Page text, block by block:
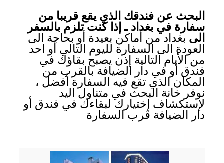
البحث عن فندقك الذي يقع قريبا من
سفارة في بغداد ـ إذا كنت تلزم بالسفر
الى بغداد من أماكن بعيدة أو بحاجة الى
العودة الى السفارة لليوم التالي أو احد
من الأيام التالية إذن يصبح بقاؤك في
فندق أو في دار الضيافة بالقرب من
المكان الذي تقع فيه السفارة أفضل ،
نوفر خانة البحث في متناول اليد
لإستكشاف إختيارك لبقاءك في فندق أو
دار الضيافة قرب السفارة